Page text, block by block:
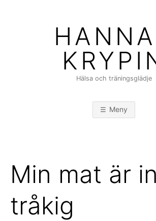
Hälsa och träningsglädje
Meny
Min mat är
tråkig